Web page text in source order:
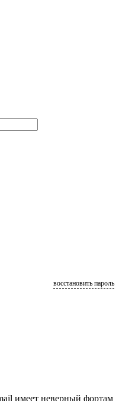
восстановить пароль
имеет неверный фортам